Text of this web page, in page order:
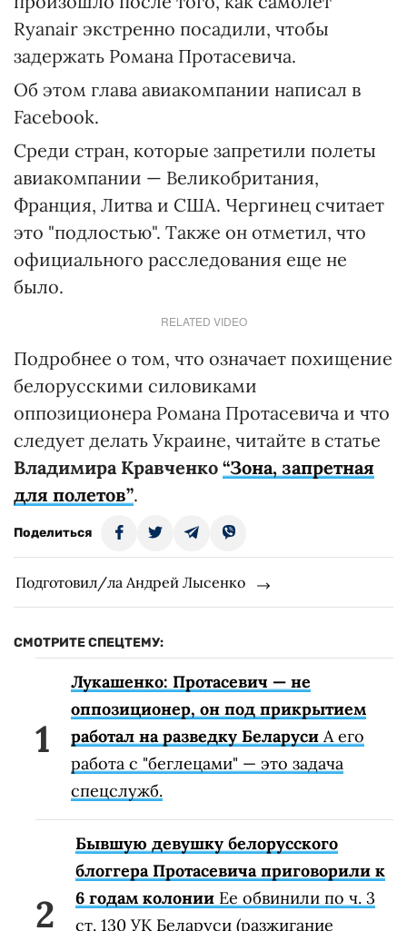
Ryanair экстренно посадили, чтобы
задержать Романа Протасевича.
Об этом глава авиакомпании написал в
Facebook.
Среди стран, которые запретили полеты
авиакомпании — Великобритания,
Франция, Литва и США. Чергинец считает
это "подлостью". Также он отметил, что
официального расследования еще не
было.
RELATED VIDEO
Подробнее о том, что означает похищение
белорусскими силовиками
оппозиционера Романа Протасевича и что
следует делать Украине, читайте в статье
Владимира Кравченко “Зона, запретная
для полетов”.
Поделиться
Подготовил/ла Андрей Лысенко
СМОТРИТЕ СПЕЦТЕМУ:
Лукашенко: Протасевич — не
оппозиционер, он под прикрытием
работал на разведку Беларуси А его
работа с "беглецами" — это задача
спецслужб.
Бывшую девушку белорусского
блоггера Протасевича приговорили к
6 годам колонии Ее обвинили по ч. 3
ст. 130 УК Беларуси (разжигание